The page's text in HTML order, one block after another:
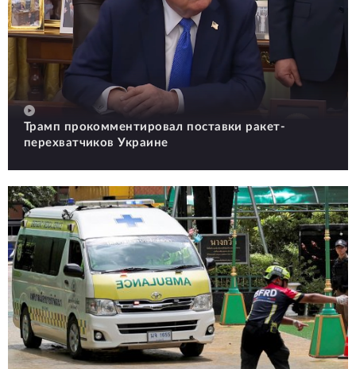
Трамп прокомментировал поставки ракет-
перехватчиков Украине